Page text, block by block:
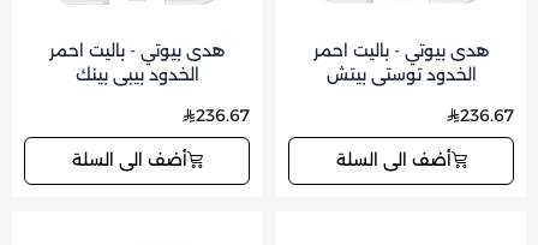
هدى بيوتي - باليت احمر
الخدود توستي بيتش
236.67
أضف الى السلة
هدى بيوتي - باليت احمر
الخدود بيبي بينك
236.67
أضف الى السلة